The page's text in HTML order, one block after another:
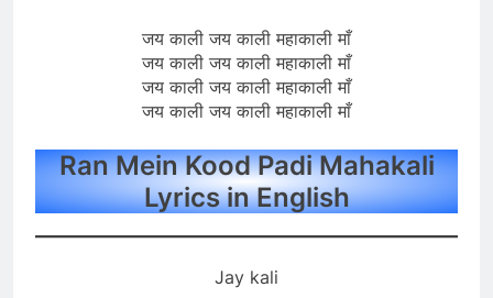
जय काली जय काली महाकाली माँ
जय काली जय काली महाकाली माँ
जय काली जय काली महाकाली माँ
जय काली जय काली महाकाली माँ
Ran Mein Kood Padi Mahakali
Lyrics in English
Jay kali